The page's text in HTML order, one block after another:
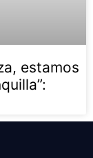
estamos